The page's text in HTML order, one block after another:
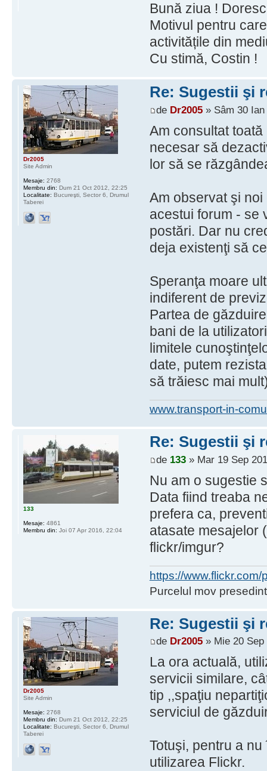
Bună ziua !
Motivul pentru
activitățile din
Cu stimă, Costin !
Re: Sugestii şi
de Dr2005» Sâm 30 Ian
Am consultat
necesar să
lor să se
Am observat şi
acestui forum - se
postări. Dar nu
deja existenţi să
Speranţa moare
indiferent de
Partea de
bani de la
limitele
date, putem
să trăiesc mai
www.transport-in-
Dr2005
Site Admin
Mesaje: 2768
Membru din: Dum 21 Oct 2012, 22:25
Localitate: Bucureşti, Sector 6, Drumul
Taberei
Re: Sugestii şi
de 133» Mar 19 Sep
Nu am o sugestie
Data fiind treaba
prefera ca,
atasate mesajelor
flickr/imgur?
https://
Purcelul mov
133
Mesaje: 4861
Membru din: Joi 07 Apr 2016, 22:04
Re: Sugestii şi
de Dr2005» Mie 20 Sep
La ora actuală,
servicii similare,
tip ,,spaţiu
serviciul de
Totuşi, pentru a
utilizarea Flickr.
Dr2005
Site Admin
Mesaje: 2768
Membru din: Dum 21 Oct 2012, 22:25
Localitate: Bucureşti, Sector 6, Drumul
Taberei